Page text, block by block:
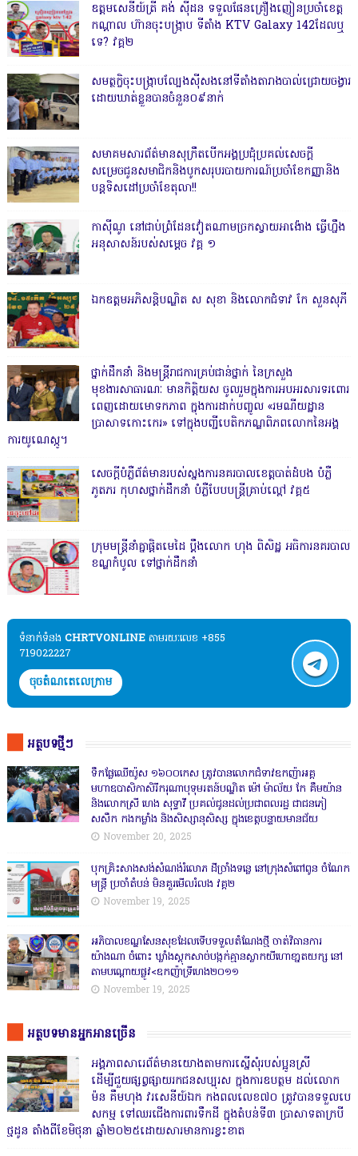
ឧត្តមសេនីយ៍ត្រី គង់ ស៊ីដន ទទួលផែនគ្រឿងញៀនប្រចាំខេត្ត
កណ្តាល ហ៊ានចុះបង្ក្រាប ទីតាំង KTV Galaxy 142ដែលឬ
ទេ? វគ្គ២
សមត្ថកិ្ចចុះបង្ក្រាបល្បែងស៊ីសងនៅទីតាំងតារាងបាល់ជ្រោយចង្វារ
ដោយឃាត់ខ្លួនបានចំនួន០៩នាក់
សមាគមសារព័ត៌មានសុក្រឹតបើកអង្គប្រជុំប្រគល់សេចក្តី
សម្រេចជូនសមាជិកនិងបូកសរុបរបាយការណ៍ប្រចាំខែកញ្ញានិង
បន្តទិសដៅប្រចាំខែតុលា!!
កាសុីណូ នៅជាប់ព្រំដែនវៀតណាមច្រកស្វាយអាង៉ោង ធ្វើហ្នឹង
អនុសាសន៍របស់សម្ដេច វគ្គ ១
ឯកឧត្តមអភិសន្តិបណ្ឌិត ស សុខា និងលោកជំទាវ កែ សួនសុភី
ថ្នាក់ដឹកនាំ និងមន្ត្រីរាជការគ្រប់ជាន់ថ្នាក់ នៃក្រសួង
មុខងារសាធារណៈ មានកិត្តិយស ចូលរួមក្នុងការអបអរសារទរពោរ
ពេញដោយមោទកភាព ក្នុងការដាក់បញ្ចូល «រមណីយដ្ឋាន
ប្រាសាទកោះកេរ» ទៅក្នុងបញ្ជីបេតិកភណ្ឌពិភពលោកនៃអង្គ
ការយូណេស្កូ។
សេចក្តីបំភ្លឺព័ត៌មានរបស់ស្នងការនគរបាលខេត្តបាត់ដំបង បំភ្លឺ
ភូតភរ កុហសថ្នាក់ដឹកនាំ បំភ្លឺបែបបន្ត្រីគ្រាប់ល្ពៅ វគ្គ៥
ក្រុមមន្ត្រីនាំគ្នាផ្ដិតមេដៃ ប្ដឹងលោក ហុង ពិសិដ្ឋ អធិការនគរបាល
ខណ្ឌកំបូល ទៅថ្នាក់ដឹកនាំ
ទំនាក់ទំនង​​ CHRTVONLINE តាមរយៈលេខ +855
719022227
ចុចតំណតេលេក្រាម
អត្ថបទថ្មីៗ
ទឹកផ្លែឈើយ៉ូស ១៦០០កេស ត្រូវបានលោកជំទាវឧកញ៉ាអគ្គ
មហាឧបាសិកាសិរីករុណាបុទុមរតន៍បណ្ឌិត ម៉ៅ ម៉ាល័យ កែ គឹមយ៉ាន
និងលោកស្រី ហេង សុទ្ធាវី ប្រគល់ជូនដល់ប្រជាពលរដ្ឋ ជាជនភៀ
សសឹក កងកម្លាំង និងសិស្សានុសិស្ស ក្នុងខេត្តបន្ទាយមានជ័យ
November 20, 2025
បុកគ្រិះសាងសង់សំណង់រំលោភ ដីច្រាំងទន្លេ នៅក្រុងសំពៅពូន ចំណែក
មន្ត្រី ប្រចាំតំបន់ មិនគួរមើលរំលង វគ្គ២
November 19, 2025
អភិបាលខណ្ឌសែនសុខដែលទើបទទួលតំណែងថ្មី ចាត់វិធានការ
យ៉ាងណា ចំពោះ ឃ្លាំងស្តុកសាច់បង្កក់គ្មានស្លាកយីហោខា្នតយក្ស នៅ
តាមបណ្តោយផ្លូវ<ឧកញ៉ាទ្រីហេង២០១១
November 19, 2025
អត្ថបទមានអ្នកអានច្រើន
អង្គភាពសារេព័ត៌មានយោងតាមការស្នើសុំរបស់ប្អូនស្រី
ដើម្បីជួយផ្សព្វផ្សាយរកជនសប្បុរស ក្នុងការឧបត្ថម ដល់លោក
ម៉ន គឹមហុង វរសេនីយ៍ឯក កងពលលេខ៧០ ត្រូវបានទទួលបេ
សកម្ម ទៅឈរជើងការពារទឹកដី ក្នុងតំបន់ទី៣ ប្រាសាទតាក្របី
ថ្មដូន តាំងពីខែមិថុនា ឆ្នាំ២០២៥ដោយសារមានការខ្វះខាត